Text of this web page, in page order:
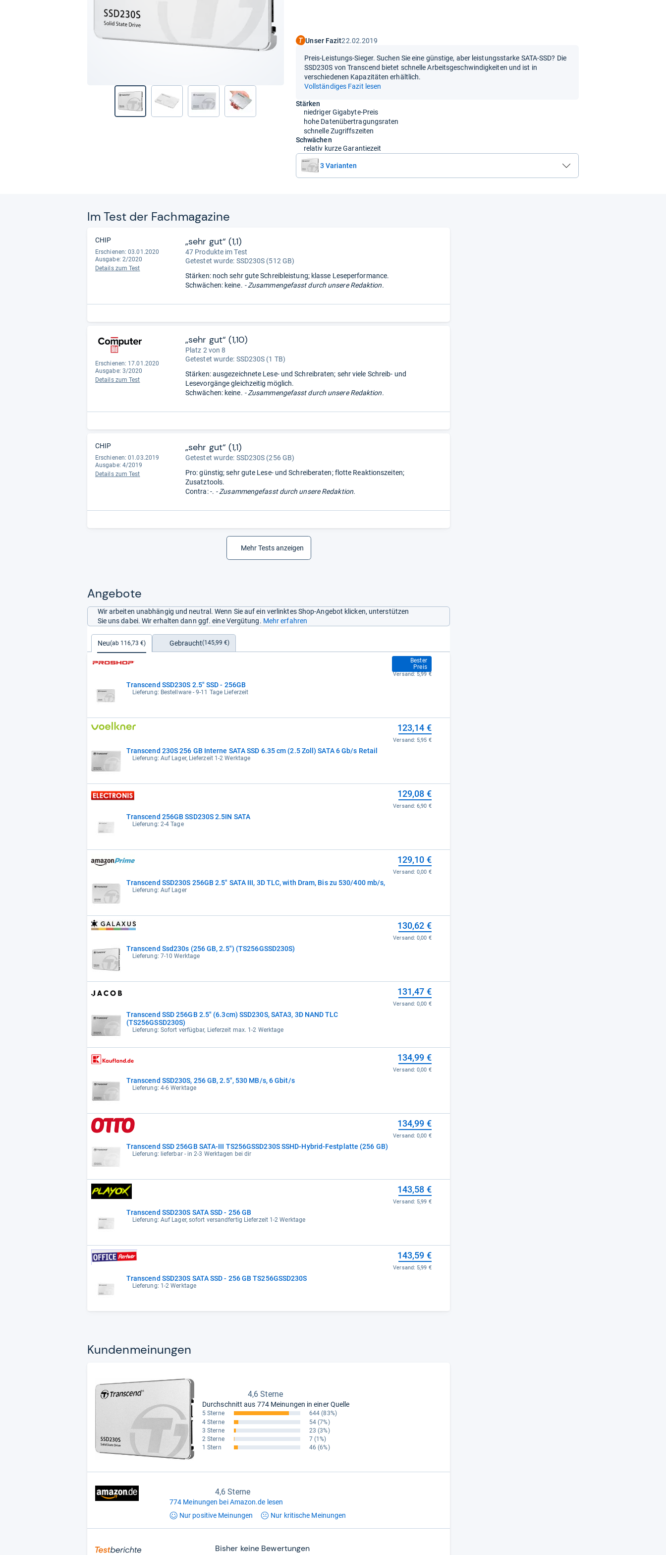
nächste
Unser Fazit22.02.2019
Preis-Leistungs-Sieger. Suchen Sie eine günstige, aber leistungsstarke SATA-SSD? Die
SSD230S von Transcend bietet schnelle Arbeitsgeschwindigkeiten und ist in
verschiedenen Kapazitäten erhältlich.
Vollständiges Fazit lesen
Stärken
niedriger Gigabyte-Preis
hohe Datenübertragungsraten
schnelle Zugriffszeiten
Schwächen
relativ kurze Garantiezeit
3 Varianten
Im Test der Fach­ma­ga­zine
CHIP
Erschienen: 03.01.2020
Ausgabe: 2/2020
Details zum Test
„sehr gut“ (1,1)
47 Produkte im Test
Getestet wurde: SSD230S (512 GB)
Stärken: noch sehr gute Schreibleistung; klasse Leseperformance.
Schwächen: keine. - Zusammengefasst durch unsere Redaktion.
Erschienen: 17.01.2020
Ausgabe: 3/2020
Details zum Test
„sehr gut“ (1,10)
Platz 2 von 8
Getestet wurde: SSD230S (1 TB)
Stärken: ausgezeichnete Lese- und Schreibraten; sehr viele Schreib- und
Lesevorgänge gleichzeitig möglich.
Schwächen: keine. - Zusammengefasst durch unsere Redaktion.
CHIP
Erschienen: 01.03.2019
Ausgabe: 4/2019
Details zum Test
„sehr gut“ (1,1)
Getestet wurde: SSD230S (256 GB)
Pro: günstig; sehr gute Lese- und Schreiberaten; flotte Reaktionszeiten;
Zusatztools.
Contra: -. - Zusammengefasst durch unsere Redaktion.
Mehr Tests anzeigen
Angebote
Wir arbeiten unabhängig und neutral. Wenn Sie auf ein verlinktes Shop-Angebot klicken, unterstützen
Sie uns dabei. Wir erhalten dann ggf. eine Vergütung. Mehr erfahren
Neu(ab 116,73 €) Gebraucht(145,99 €)
Transcend SSD230S 2.5" SSD - 256GB
Lieferung: Bestellware - 9-11 Tage Lieferzeit
Bester
Preis
116,73 €
Versand: 5,99 €
Transcend 230S 256 GB Interne SATA SSD 6.35 cm (2.5 Zoll) SATA 6 Gb/s Retail
Lieferung: Auf Lager, Lieferzeit 1-2 Werktage
123,14 €
Versand: 5,95 €
Transcend 256GB SSD230S 2.5IN SATA
Lieferung: 2-4 Tage
129,08 €
Versand:6,90 €
Transcend SSD230S 256GB 2.5" SATA III, 3D TLC, with Dram, Bis zu 530/400 mb/s,
Lieferung: Auf Lager
129,10 €
Versand:0,00 €
Transcend Ssd230s (256 GB, 2.5") (TS256GSSD230S)
Lieferung: 7-10 Werktage
130,62 €
Versand:0,00 €
Transcend SSD 256GB 2.5" (6.3cm) SSD230S, SATA3, 3D NAND TLC
(TS256GSSD230S)
Lieferung: Sofort verfügbar, Lieferzeit max. 1-2 Werktage
131,47 €
Versand:0,00 €
Transcend SSD230S, 256 GB, 2.5", 530 MB/s, 6 Gbit/s
Lieferung: 4-6 Werktage
134,99 €
Versand:0,00 €
Transcend SSD 256GB SATA-III TS256GSSD230S SSHD-Hybrid-Festplatte (256 GB)
Lieferung: lieferbar - in 2-3 Werktagen bei dir
134,99 €
Versand:0,00 €
Transcend SSD230S SATA SSD - 256 GB
Lieferung: Auf Lager, sofort versandfertig Lieferzeit 1-2 Werktage
143,58 €
Versand: 5,99 €
Transcend SSD230S SATA SSD - 256 GB TS256GSSD230S
Lieferung: 1-2 Werktage
143,59 €
Versand: 5,99 €
Kun­den­mei­nun­gen
4,6 Sterne
Durchschnitt aus 774 Meinungen in einer Quelle
5 Sterne 644 (83%)
4 Sterne
54 (7%)
3 Sterne
23 (3%)
2 Sterne
7 (1%)
1 Stern
46 (6%)
4,6 Sterne
774 Meinungen bei Amazon.de lesen
Nur positive Meinungen Nur kritische Meinungen
Bisher keine Bewertungen